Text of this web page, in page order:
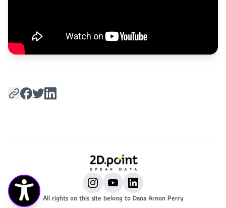
All rights on this site belong to Dana Arnon Perry